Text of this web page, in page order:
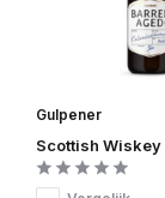
Gulpener
Scottish Wiskey